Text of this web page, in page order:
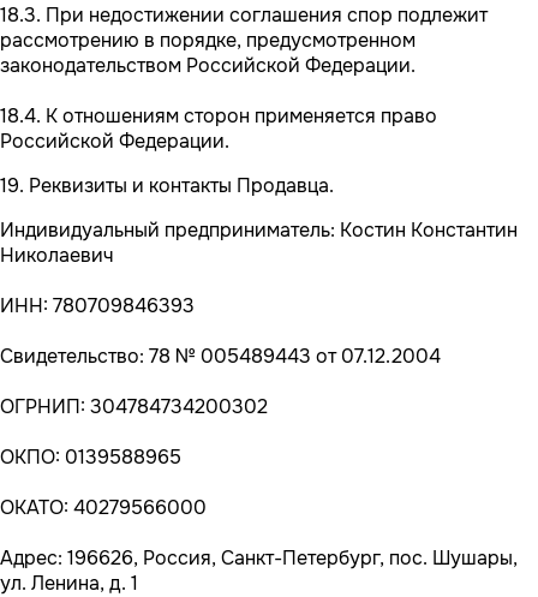
18.3. При недостижении соглашения спор подлежит
рассмотрению в порядке, предусмотренном
законодательством Российской Федерации.
18.4. К отношениям сторон применяется право
Российской Федерации.
19. Реквизиты и контакты Продавца.
Индивидуальный предприниматель: Костин Константин
Николаевич
ИНН: 780709846393
Свидетельство: 78 № 005489443 от 07.12.2004
ОГРНИП: 304784734200302
ОКПО: 0139588965
ОКАТО: 40279566000
Адрес: 196626, Россия, Санкт-Петербург, пос. Шушары,
ул. Ленина, д. 1